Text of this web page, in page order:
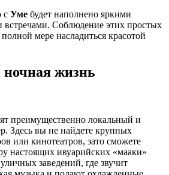
с Уме будет наполнено яркими
Соблюдение этих простых
мере насладиться красотой
ночная жизнь
преимущественно локальный и
Здесь вы не найдете крупных
или кинотеатров, зато сможете
настоящих ивуарийских «мааки»
заведений, где звучит